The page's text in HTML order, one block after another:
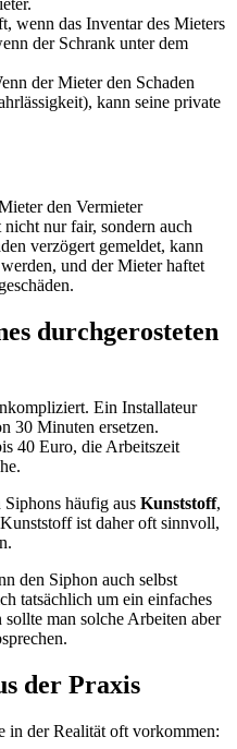
wenn das Inventar des Mieters
der Schrank unter dem
der Mieter den Schaden
kann seine private
den Vermieter
nicht nur fair, sondern auch
verzögert gemeldet, kann
und der Mieter haftet
durchgerosteten
Ein Installateur
30 Minuten ersetzen.
40 Euro, die Arbeitszeit
Siphons häufig aus Kunststoff,
ist daher oft sinnvoll,
den Siphon auch selbst
tatsächlich um ein einfaches
man solche Arbeiten aber
der Praxis
in der Realität oft vorkommen: